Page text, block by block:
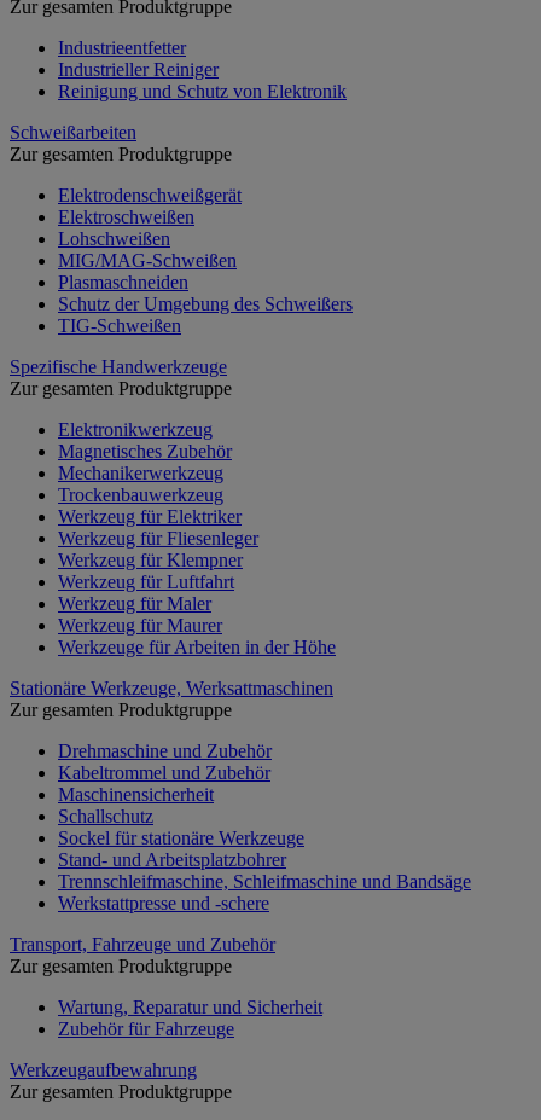
Zur gesamten Produktgruppe
Industrieentfetter
Industrieller Reiniger
Reinigung und Schutz von Elektronik
Schweißarbeiten
Zur gesamten Produktgruppe
Elektrodenschweißgerät
Elektroschweißen
Lohschweißen
MIG/MAG-Schweißen
Plasmaschneiden
Schutz der Umgebung des Schweißers
TIG-Schweißen
Spezifische Handwerkzeuge
Zur gesamten Produktgruppe
Elektronikwerkzeug
Magnetisches Zubehör
Mechanikerwerkzeug
Trockenbauwerkzeug
Werkzeug für Elektriker
Werkzeug für Fliesenleger
Werkzeug für Klempner
Werkzeug für Luftfahrt
Werkzeug für Maler
Werkzeug für Maurer
Werkzeuge für Arbeiten in der Höhe
Stationäre Werkzeuge, Werksattmaschinen
Zur gesamten Produktgruppe
Drehmaschine und Zubehör
Kabeltrommel und Zubehör
Maschinensicherheit
Schallschutz
Sockel für stationäre Werkzeuge
Stand- und Arbeitsplatzbohrer
Trennschleifmaschine, Schleifmaschine und Bandsäge
Werkstattpresse und -schere
Transport, Fahrzeuge und Zubehör
Zur gesamten Produktgruppe
Wartung, Reparatur und Sicherheit
Zubehör für Fahrzeuge
Werkzeugaufbewahrung
Zur gesamten Produktgruppe